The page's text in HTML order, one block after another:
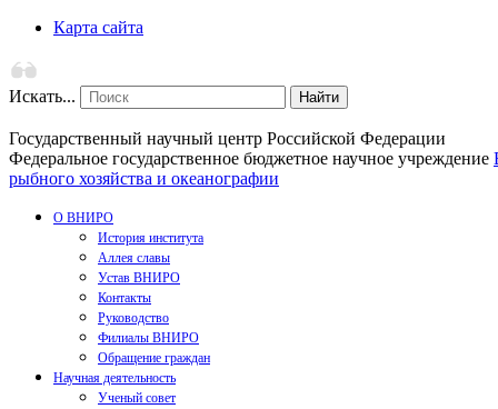
Карта сайта
Искать... Найти
Государственный научный центр Российской Федерации
Федеральное государственное бюджетное научное учреждение
рыбного хозяйства и океанографии
О ВНИРО
История института
Аллея славы
Устав ВНИРО
Контакты
Руководство
Филиалы ВНИРО
Обращение граждан
Научная деятельность
Ученый совет